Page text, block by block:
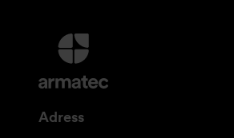
Ytterligare
information
och
Adress